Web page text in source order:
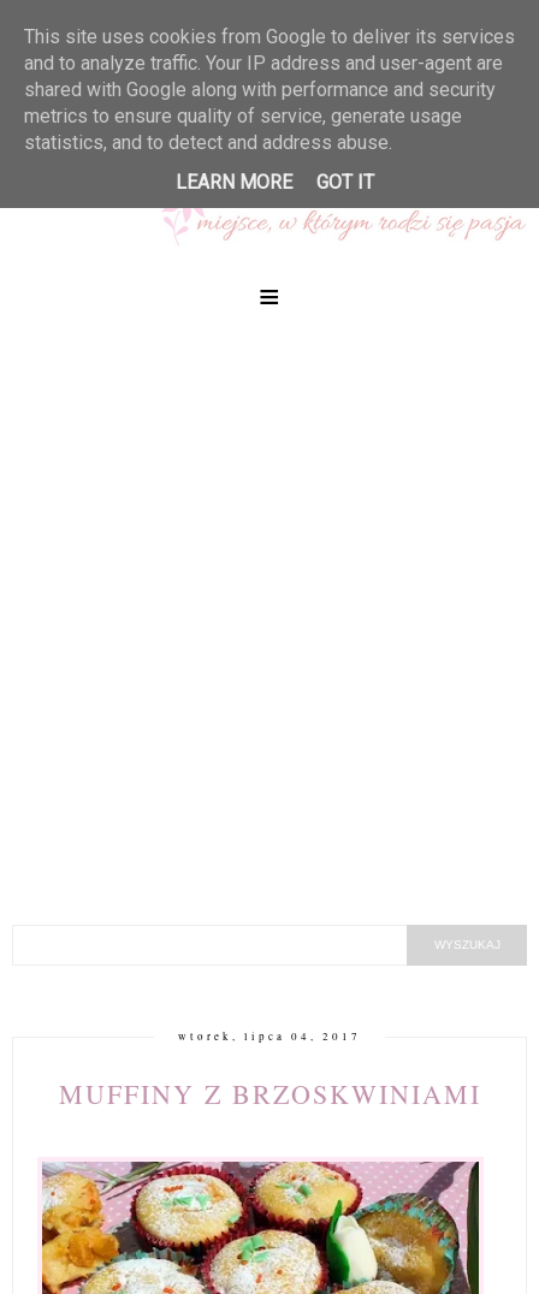
≡
wtorek, lipca 04, 2017
MUFFINY Z BRZOSKWINIAMI
This site uses cookies from Google to deliver its services
and to analyze traffic. Your IP address and user-agent are
shared with Google along with performance and security
metrics to ensure quality of service, generate usage
statistics, and to detect and address abuse.
LEARN MORE
GOT IT